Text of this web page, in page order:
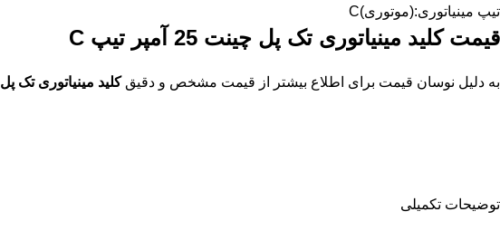
تیپ مینیاتوری:(موتوری)C
قیمت کلید مینیاتوری تک پل چینت 25 آمپر تیپ C
به دلیل نوسان قیمت برای اطلاع بیشتر از قیمت مشخص و دقیقکلید مینیاتوری تک پل 25 آمپر چینت تیپ C
توضیحات تکمیلی